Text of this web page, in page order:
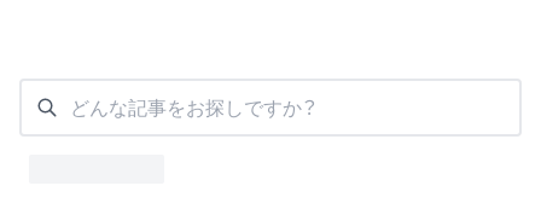
どんな記事をお探しですか？